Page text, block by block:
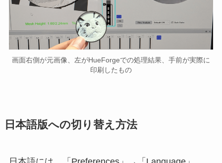
画面右側が元画像、左がHueForgeでの処理結果、手前が実際に
印刷したもの
日本語版への切り替え方法